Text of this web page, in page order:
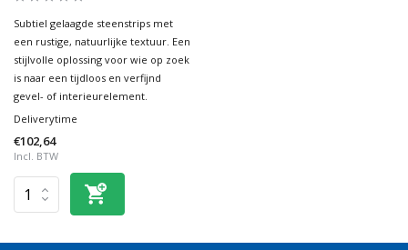
Subtiel gelaagde steenstrips met
een rustige, natuurlijke textuur. Een
stijlvolle oplossing voor wie op zoek
is naar een tijdloos en verfijnd
gevel- of interieurelement.
Deliverytime
€102,64
Incl. BTW